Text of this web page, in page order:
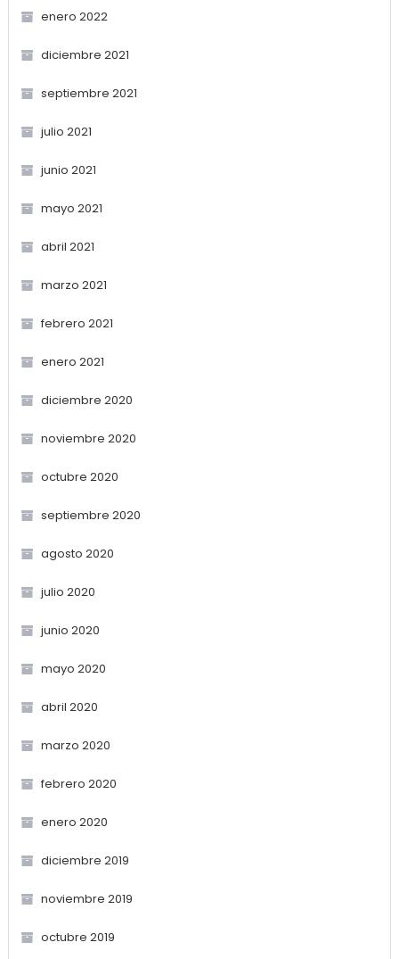
enero 2022
diciembre 2021
septiembre 2021
julio 2021
junio 2021
mayo 2021
abril 2021
marzo 2021
febrero 2021
enero 2021
diciembre 2020
noviembre 2020
octubre 2020
septiembre 2020
agosto 2020
julio 2020
junio 2020
mayo 2020
abril 2020
marzo 2020
febrero 2020
enero 2020
diciembre 2019
noviembre 2019
octubre 2019